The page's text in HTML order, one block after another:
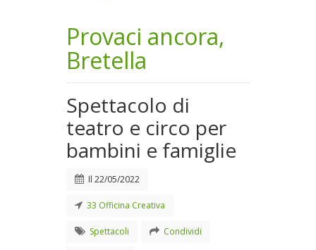
Provaci ancora,
Bretella
Spettacolo di
teatro e circo per
bambini e famiglie
Il 22/05/2022
33 Officina Creativa
Spettacoli Condividi